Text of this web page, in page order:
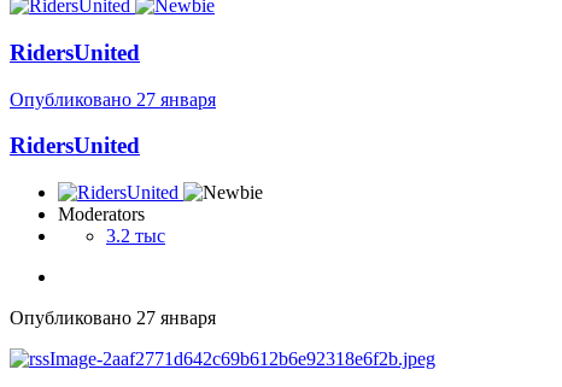
RidersUnited
Опубликовано 27 января
RidersUnited
Moderators
3.2 тыс
Опубликовано 27 января